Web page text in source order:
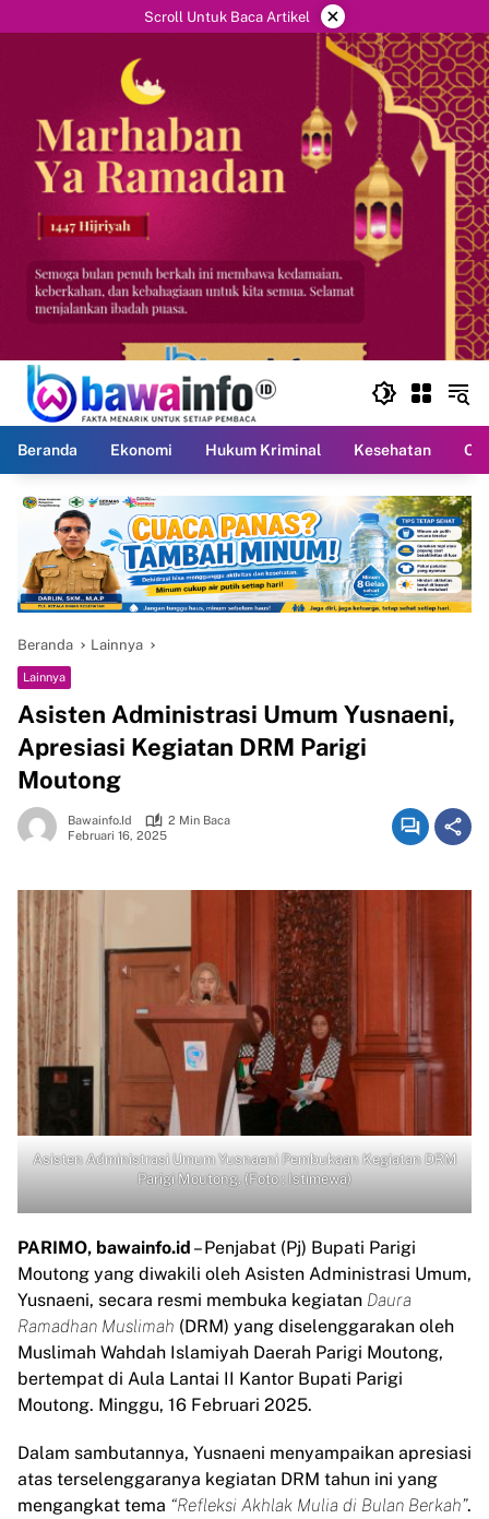
ke
Scroll Untuk Baca Artikel ×
Beranda Ekonomi Hukum Kriminal Kesehatan
Beranda Lainnya
Lainnya
Asisten Administrasi Umum Yusnaeni,
Apresiasi Kegiatan DRM Parigi
Moutong
Bawainfo.id
2 Min Baca
Februari 16, 2025
Asisten Administrasi Umum Yusnaeni Pembukaan Kegiatan DRM
Parigi Moutong. (Foto : Istimewa)
PARIMO, bawainfo.id – Penjabat (Pj) Bupati Parigi
Moutong yang diwakili oleh Asisten Administrasi Umum,
Yusnaeni, secara resmi membuka kegiatan Daura
Ramadhan Muslimah (DRM) yang diselenggarakan oleh
Muslimah Wahdah Islamiyah Daerah Parigi Moutong,
bertempat di Aula Lantai II Kantor Bupati Parigi
Moutong. Minggu, 16 Februari 2025.
Dalam sambutannya, Yusnaeni menyampaikan apresiasi
atas terselenggaranya kegiatan DRM tahun ini yang
mengangkat tema “Refleksi Akhlak Mulia di Bulan Berkah”.